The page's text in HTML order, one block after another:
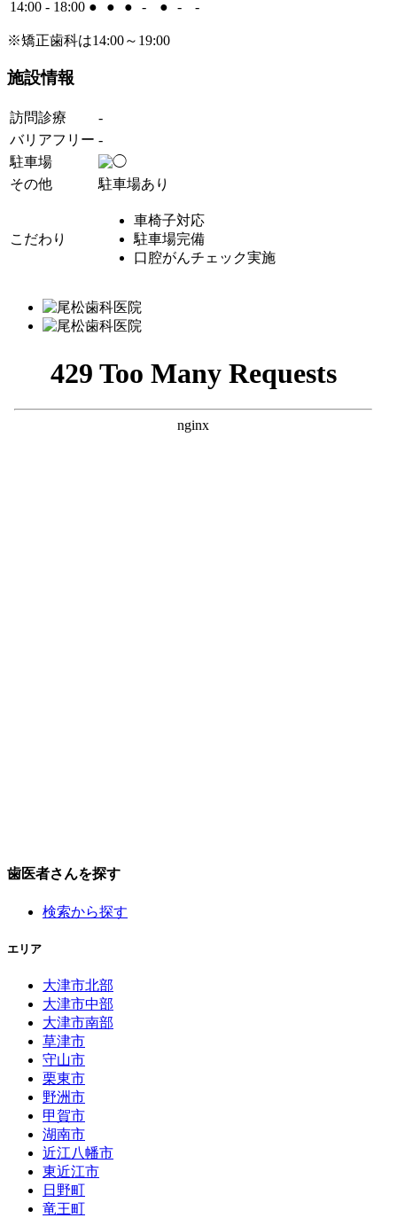
14:00 - 18:00 ● ● ● - ● - -
※矯正歯科は14:00～19:00
施設情報
訪問診療
-
バリアフリー -
駐車場
その他
駐車場あり
こだわり
車椅子対応
駐車場完備
口腔がんチェック実施
歯医者さんを探す
検索から探す
エリア
大津市北部
大津市中部
大津市南部
草津市
守山市
栗東市
野洲市
甲賀市
湖南市
近江八幡市
東近江市
日野町
竜王町